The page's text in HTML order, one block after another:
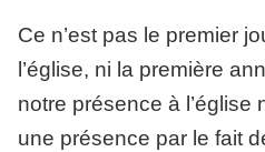
Ce n’est pas le premier
l’église, ni la première
notre présence à l’église
une présence par le fait